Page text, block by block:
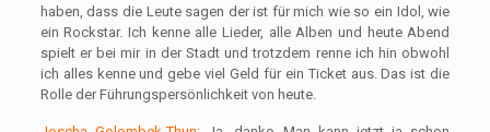
haben, dass die Leute sagen der ist für mich wie so ein Idol, wie
ein Rockstar. Ich kenne alle Lieder, alle Alben und heute Abend
spielt er bei mir in der Stadt und trotzdem renne ich hin obwohl
ich alles kenne und gebe viel Geld für ein Ticket aus. Das ist die
Rolle der Führungspersönlichkeit von heute.